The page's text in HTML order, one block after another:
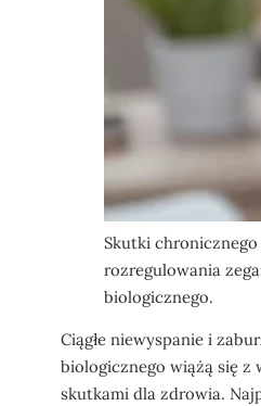
Skutki
rozregulowania
biologicznego.
Ciągłe niewyspanie i
biologicznego wiążą się z
skutkami dla zdrowia.